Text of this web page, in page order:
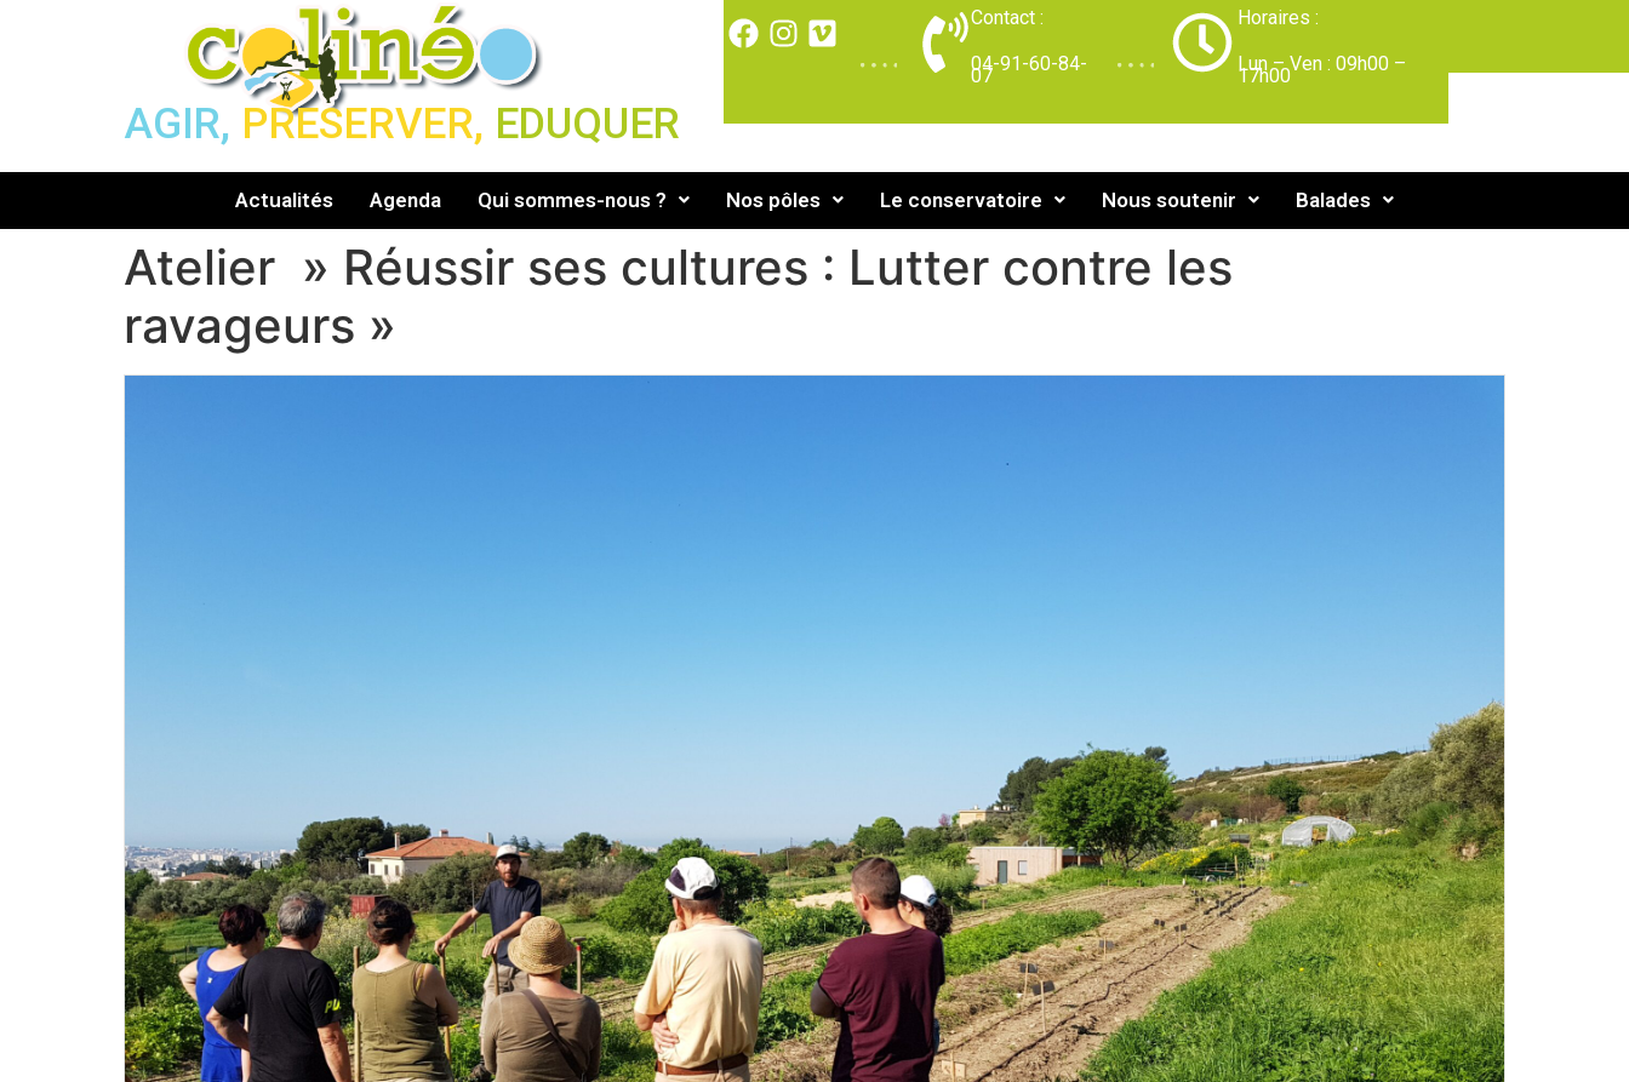
Contact :
04-91-60-84-
07
Horaires :
Lun – Ven : 09h00 –
17h00
AGIR, PRESERVER, EDUQUER
Actualités Agenda Qui sommes-nous ? Nos pôles Le conservatoire Nous soutenir Balades
Atelier » Réussir ses cultures : Lutter contre les
ravageurs »